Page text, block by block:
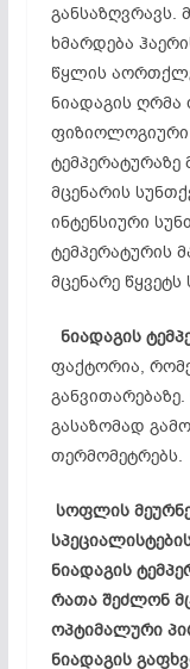
განსაზღვრავს.
ხმარდება
წყლის
ნიადაგის
ფიზიოლოგიური
ტემპერატურაზე
მცენარის
ინტენსიური
ტემპერატურის
მცენარე
ნიადაგის
ფაქტორია,
გასაზომად
თერმომეტრებს.
სოფლის
ნიადაგის
რათა შეძლონ
ოპტიმალური
ნიადაგის